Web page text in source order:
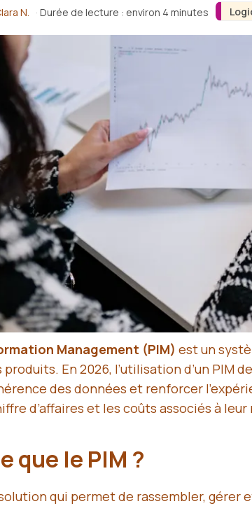
N. · Durée de lecture : environ 4 minutes
Management (PIM) est un
produits. En 2026, l’utilisation d’un
des données et renforcer
d’affaires et les coûts associés à
que le PIM ?
qui permet de rassembler, gérer